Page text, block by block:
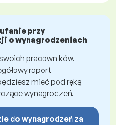
przy
o wynagrodzeniach
pracowników.
raport
mieć pod ręką
wynagrodzeń.
do wynagrodzeń za